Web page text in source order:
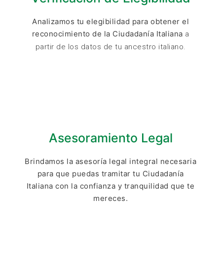
Analizamos tu elegibilidad para obtener el
reconocimiento de la Ciudadanía Italiana a
partir de los datos de tu ancestro italiano.
Asesoramiento Legal
Brindamos la asesoría legal integral necesaria
para que puedas tramitar tu Ciudadanía
Italiana con la confianza y tranquilidad que te
mereces.